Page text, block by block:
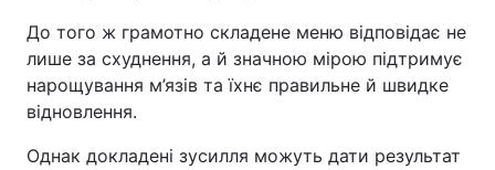
До того ж грамотно складене меню відповідає не
лише за схуднення, а й значною мірою підтримує
нарощування м’язів та їхнє правильне й швидке
відновлення.
Однак докладені зусилля можуть дати результат